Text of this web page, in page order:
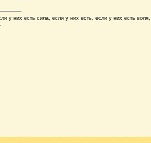
у них есть сила, если у них есть, если у них есть